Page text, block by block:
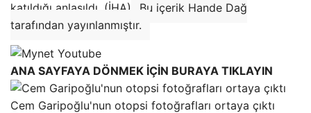
katıldığı anlaşıldı. (İHA)
Bu içerik Hande Dağ
tarafından yayınlanmıştır.
ANA SAYFAYA DÖNMEK İÇİN BURAYA TIKLAYIN
Cem Garipoğlu'nun otopsi fotoğrafları ortaya çıktı